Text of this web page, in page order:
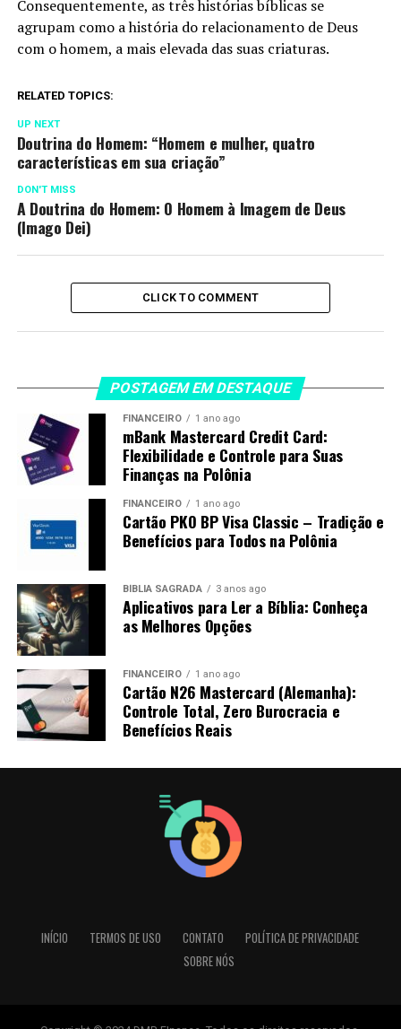
Consequentemente, as três histórias bíblicas se
agrupam como a história do relacionamento de Deus
com o homem, a mais elevada das suas criaturas.
RELATED TOPICS:
UP NEXT
Doutrina do Homem: “Homem e mulher, quatro
características em sua criação”
DON'T MISS
A Doutrina do Homem: O Homem à Imagem de Deus
(Imago Dei)
CLICK TO COMMENT
POSTAGEM EM DESTAQUE
FINANCEIRO 1 ano ago
mBank Mastercard Credit Card:
Flexibilidade e Controle para Suas
Finanças na Polônia
FINANCEIRO 1 ano ago
Cartão PKO BP Visa Classic – Tradição e
Benefícios para Todos na Polônia
BÍBLIA SAGRADA 3 anos ago
Aplicativos para Ler a Bíblia: Conheça
as Melhores Opções
FINANCEIRO 1 ano ago
Cartão N26 Mastercard (Alemanha):
Controle Total, Zero Burocracia e
Benefícios Reais
INÍCIO TERMOS DE USO CONTATO
POLÍTICA DE PRIVACIDADE
SOBRE NÓS